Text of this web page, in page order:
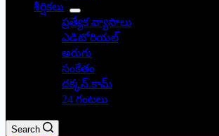
శీర్షికలు
ప్రత్యేక వ్యాసాలు
ఎడిటోరియల్
అరుగు
సంకేతం
దక్కన్.కామ్
24 గంటలు
Search